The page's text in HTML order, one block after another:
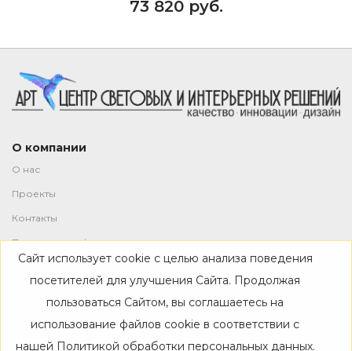
73 820 руб.
О компании
О нас
Проекты
Контакты
Политика конфиденциальности
Магазин
Каталог
Дизайнерам
Сайт использует cookie с целью анализа поведения
посетителей для улучшения Сайта. Продолжая
пользоваться Сайтом, вы соглашаетесь на
использование файлов cookie в соответствии с
нашей Политикой обработки персональных данных.